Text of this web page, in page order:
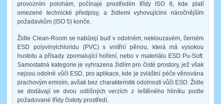
provozním polohám, počínaje prostředím třídy ISO 8, kde platí
omezené technické předpisy, a židlemi vyhovujícími náročnějším
požadavkům (ISO 5) konče.
Židle Clean-Room se nabízejí buď v odolném, neklouzavém, černém
ESD polyvinylchloridu (PVC) s vnitřní pěnou, která má vysokou
hustotu a přísady zpomalující hoření, nebo v materiálu ESD Pu-Soft.
Samostatná kategorie je vyhrazena židlím pro čisté prostory, jež však
nejsou odolné vůči ESD, pro aplikace, kde je zvláštní péče věnována
prachovým emisím, avšak bez charakteristik odolnosti vůči ESD. Židle
se dodávají ve dvou odlišných verzích z leštěného hliníku podle
požadované třídy čistoty prostředí.